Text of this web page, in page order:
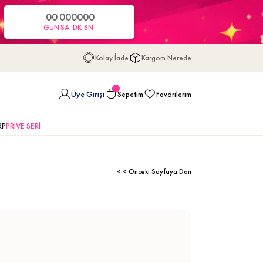
00
GÜN
00
SA
00
DK
00
SN
Kolay İade Kargom Nerede
Üye Girişi Sepetim Favorilerim
PRIVE SERİ
< < Önceki Sayfaya Dön